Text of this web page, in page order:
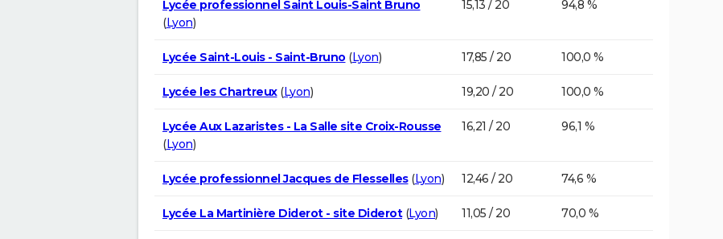
Lycée professionnel Saint Louis-Saint Bruno
(Lyon)
15,13 / 20 94,8 %
Lycée Saint-Louis - Saint-Bruno (Lyon) 17,85 / 20 100,0 %
Lycée les Chartreux(Lyon) 19,20 / 20 100,0 %
Lycée Aux Lazaristes - La Salle site Croix-Rousse
(Lyon)
16,21 / 20 96,1 %
Lycée professionnel Jacques de Flesselles(Lyon) 12,46 / 20 74,6 %
Lycée La Martinière Diderot - site Diderot(Lyon) 11,05 / 20 70,0 %